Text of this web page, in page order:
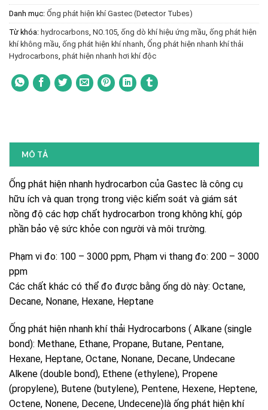
Danh mục: Ống phát hiện khí Gastec (Detector Tubes)
Từ khóa: hydrocarbons, NO.105, ống dò khí hiệu ứng mầu, ống phát hiện
khí không mầu, ống phát hiện khí nhanh, Ống phát hiện nhanh khí thải
Hydrocarbons, phát hiện nhanh hơi khí độc
MÔ TẢ
Ống phát hiện nhanh hydrocarbon của Gastec là công cụ
hữu ích và quan trọng trong việc kiểm soát và giám sát
nồng độ các hợp chất hydrocarbon trong không khí, góp
phần bảo vệ sức khỏe con người và môi trường.
Phạm vi đo: 100 – 3000 ppm, Phạm vi thang đo: 200 – 3000
ppm
Các chất khác có thể đo được bằng ống dò này: Octane,
Decane, Nonane, Hexane, Heptane
Ống phát hiện nhanh khí thải Hydrocarbons ( Alkane (single
bond): Methane, Ethane, Propane, Butane, Pentane,
Hexane, Heptane, Octane, Nonane, Decane, Undecane
Alkene (double bond), Ethene (ethylene), Propene
(propylene), Butene (butylene), Pentene, Hexene, Heptene,
Octene, Nonene, Decene, Undecene)là ống phát hiện khí